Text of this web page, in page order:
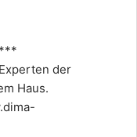
der
Haus.